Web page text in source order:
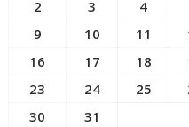
2
3 4
9
10 11
16
17 18
23
24 25
30
31